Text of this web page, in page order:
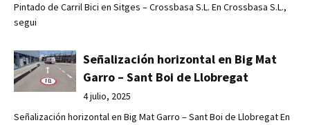
Pintado de Carril Bici en Sitges – Crossbasa S.L. En Crossbasa S.L.,
segui
Señalización horizontal en Big Mat
Garro – Sant Boi de Llobregat
4 julio, 2025
Señalización horizontal en Big Mat Garro – Sant Boi de Llobregat En